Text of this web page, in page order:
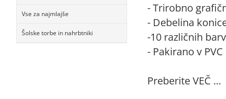
Vse za najmlajše
Šolske torbe in nahrbtniki
- Trirobno
- Debelina
-10 različnih barv
- Pakirano v
Preberite VEČ ...